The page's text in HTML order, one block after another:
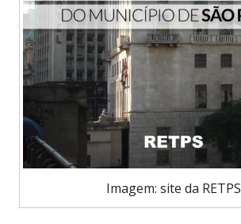
Imagem: site da RETPS